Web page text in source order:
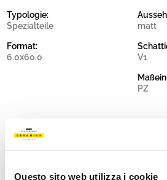
Questo sito web utilizza i cookie
Typologie:
Spezialteile
Format:
6.0x60.0
matt
V1
PZ